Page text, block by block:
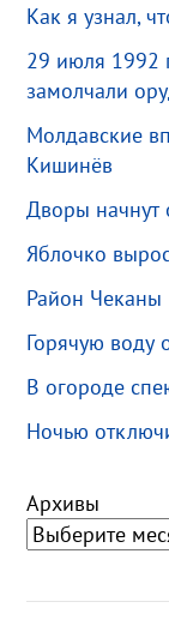
Как я узнал,
29 июля 1992
замолчали
Молдавские
Кишинёв
Дворы начнут
Яблочко
Район Чеканы
Горячую воду
В огороде
Ночью
Архивы